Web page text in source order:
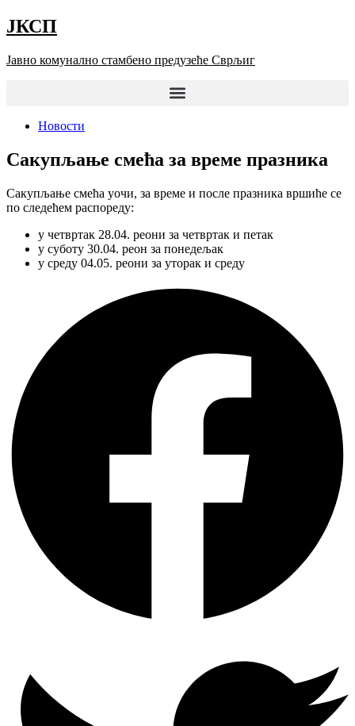
Скочите
на
ЈКСП
Јавно комунално стамбено предузеће Сврљиг
Новости
Сакупљање смећа за време празника
Сакупљање смећа уочи, за време и после празника вршиће се
по следећем распореду:
у четвртак 28.04. реони за четвртак и петак
у суботу 30.04. реон за понедељак
у среду 04.05. реони за уторак и среду